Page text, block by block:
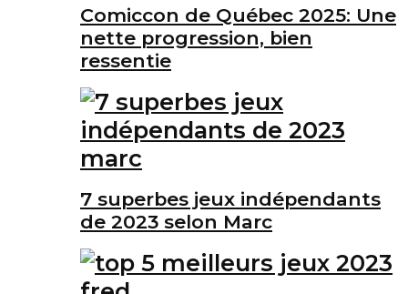
Comiccon de Québec 2025: Une
nette progression, bien
ressentie
7 superbes jeux indépendants
de 2023 selon Marc